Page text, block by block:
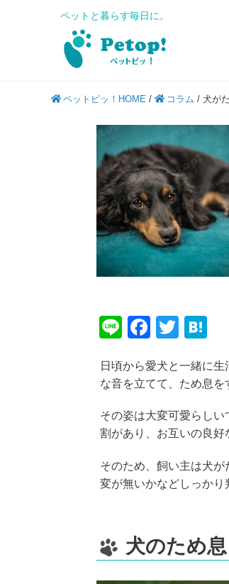
ペットと暮らす毎日に。
ペットピッ！HOME / コラム / 犬が
Li
e
F
c
e
b
o
o
k
T
tt
er
e
n
a
日頃から愛犬と一緒に
な音を立てて、ため息を
その姿は大変可愛らし
割があり、お互いの良好
そのため、飼い主は犬
変が無いかなどしっかり
犬のため